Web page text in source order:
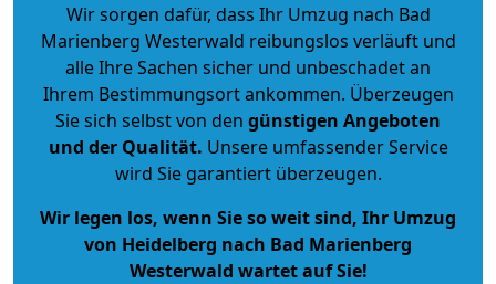
Wir sorgen dafür, dass Ihr Umzug nach Bad
Marienberg Westerwald reibungslos verläuft und
alle Ihre Sachen sicher und unbeschadet an
Ihrem Bestimmungsort ankommen. Überzeugen
Sie sich selbst von den günstigen Angeboten
und der Qualität. Unsere umfassender Service
wird Sie garantiert überzeugen.
Wir legen los, wenn Sie so weit sind, Ihr Umzug
von Heidelberg nach Bad Marienberg
Westerwald wartet auf Sie!